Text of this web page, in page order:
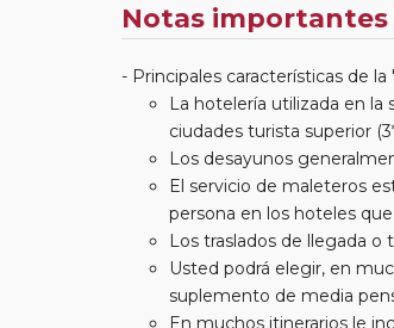
Notas importantes
Principales características de la '
La hotelería utilizada en la
ciudades turista superior
Los desayunos
El servicio de maleteros
persona en los hoteles
Los traslados de llegada o
Usted podrá elegir, en
suplemento de media
En muchos itinerarios le